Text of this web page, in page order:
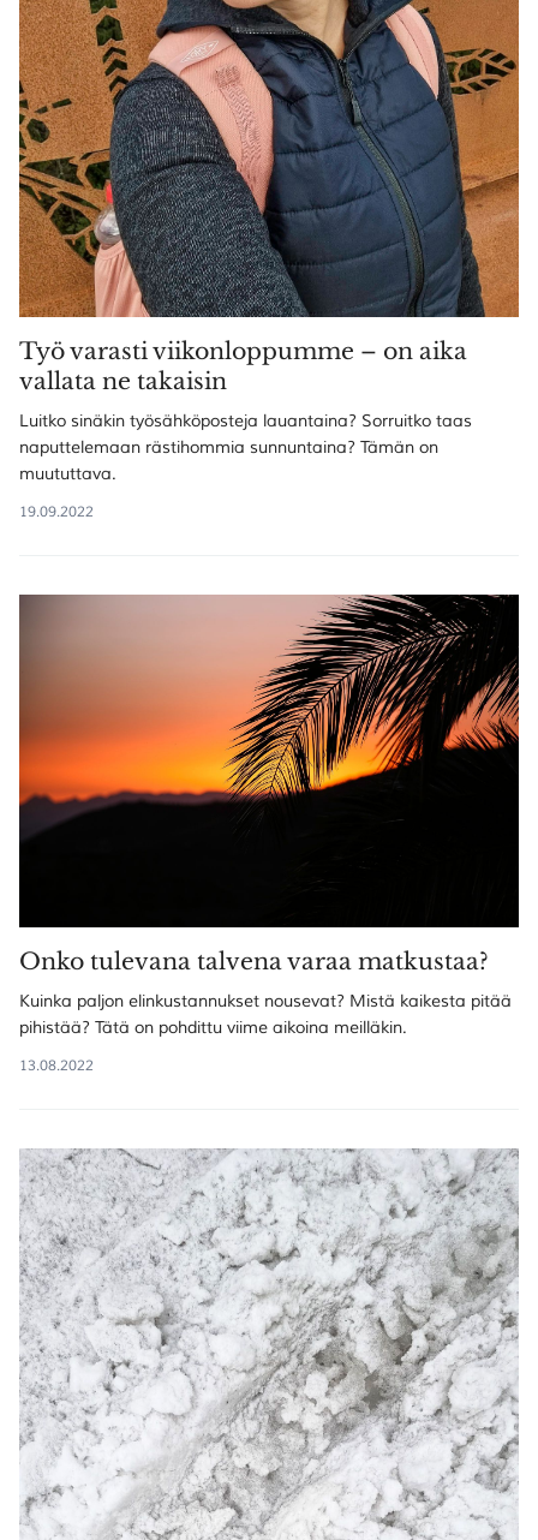
Työ varasti viikonloppumme – on aika
vallata ne takaisin
Luitko sinäkin työsähköposteja lauantaina? Sorruitko taas
naputtelemaan rästihommia sunnuntaina? Tämän on
muututtava.
19.09.2022
Onko tulevana talvena varaa matkustaa?
Kuinka paljon elinkustannukset nousevat? Mistä kaikesta pitää
pihistää? Tätä on pohdittu viime aikoina meilläkin.
13.08.2022